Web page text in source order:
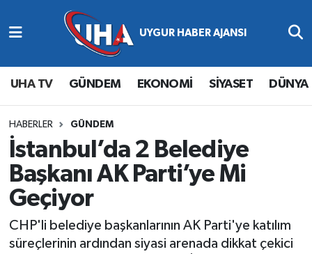
UHA TV GÜNDEM EKONOMİ SİYASET DÜNYA
HABERLER GÜNDEM
İstanbul’da 2 Belediye
Başkanı AK Parti’ye Mi
Geçiyor
CHP'li belediye başkanlarının AK Parti'ye katılım
süreçlerinin ardından siyasi arenada dikkat çekici
Abone Ol
Gündem
Ekonomi
Magazin
Siyaset
Spor
Nöbetçi Eczaneler
Hava Durumu
Namaz Vakitleri
Trafik Durumu
Süper Lig Puan Durumu ve Fikstür
Tüm Manşetler